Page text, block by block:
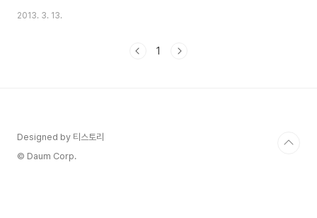
전입니다.총 상금 6,500만원에 달하는데요. 14세 이상이면 누구라도 참여할
를 재미있게 해줄 수 있는 당신의 Smart Answer를 기다린다는 모토로 진행
2013. 3. 13.
1
Designed by 티스토리
© Daum Corp.